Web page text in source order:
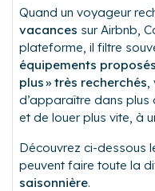
Quand un voyageur
vacances sur Airbnb,
plateforme, il filtre
équipements proposés
plus » très recherchés,
d’apparaître dans plus
et de louer plus vite, à
Découvrez ci-dessous
peuvent faire toute la
saisonnière.